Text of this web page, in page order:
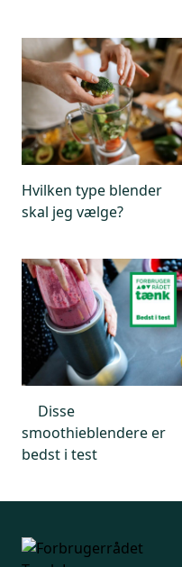
Hvilken type blender
skal jeg vælge?
Disse
smoothieblendere er
bedst i test